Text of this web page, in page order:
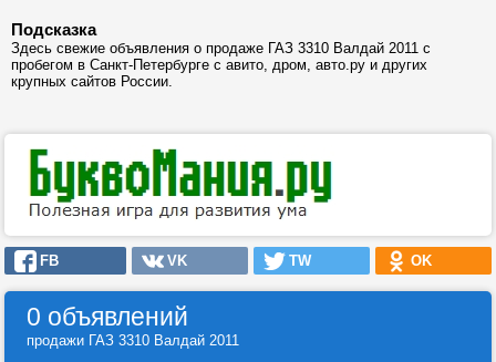
Подсказка
Здесь свежие объявления о продаже ГАЗ 3310 Валдай 2011 с
пробегом в Санкт-Петербурге с авито, дром, авто.ру и других
крупных сайтов России.
FB VK TW OK
0 объявлений
продажи ГАЗ 3310 Валдай 2011